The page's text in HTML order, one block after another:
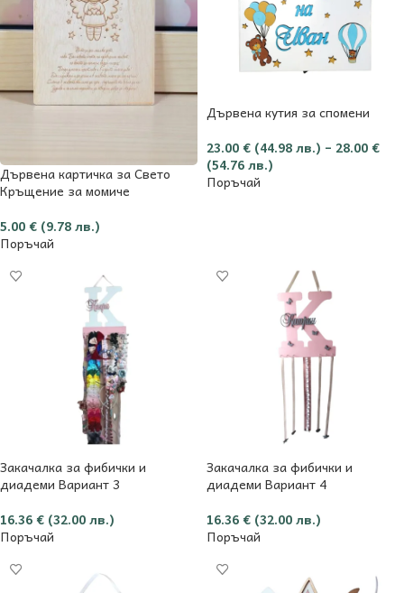
Дървена картичка за Свето
Кръщение за момиче
5.00 € (9.78 лв.)
Поръчай
Дървена кутия за спомени
23.00 € (44.98 лв.) – 28.00 €
(54.76 лв.)
Поръчай
Закачалка за фибички и
диадеми Вариант 3
16.36 € (32.00 лв.)
Поръчай
Закачалка за фибички и
диадеми Вариант 4
16.36 € (32.00 лв.)
Поръчай